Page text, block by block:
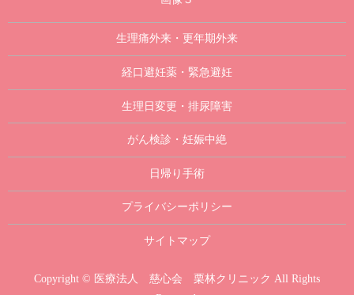
生理痛外来・更年期外来
経口避妊薬・緊急避妊
生理日変更・排尿障害
がん検診・妊娠中絶
日帰り手術
プライバシーポリシー
サイトマップ
Copyright © 医療法人 慈心会 栗林クリニック All Rights